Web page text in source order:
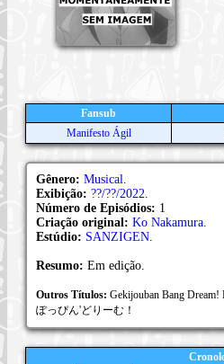
Fansub
Manifesto Ágil
Gênero: Musical
Exibição: ??/??/2022
Número de Episódios: 1
Criação original: Ko Nakamura
Estúdio: SANZIGEN
Resumo: Em edição.
Outros Títulos: Gekijouban Bang
ぽっぴん'どりーむ！